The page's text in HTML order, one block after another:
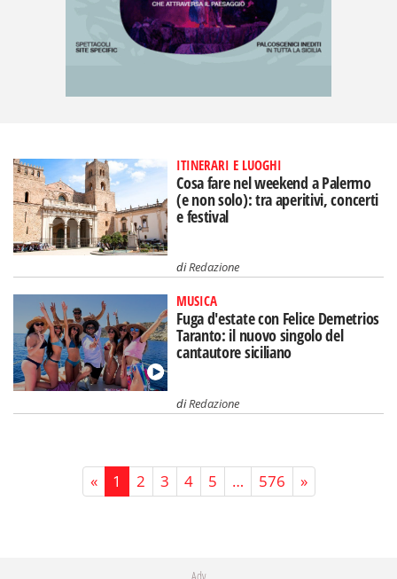
ITINERARI E LUOGHI
Cosa fare nel weekend a Palermo
(e non solo): tra aperitivi, concerti
e festival
diRedazione
MUSICA
Fuga d'estate con Felice Demetrios
Taranto: il nuovo singolo del
cantautore siciliano
diRedazione
« 1 2 3 4 5 … 576 »